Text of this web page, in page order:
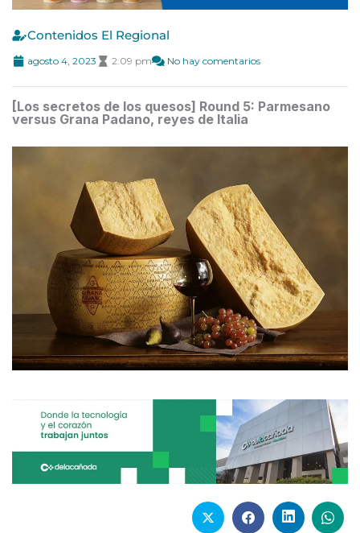
Contenidos El Regional
agosto 4, 2023 2:09 pm No hay comentarios
[Los secretos de los quesos] Round 5: Parmesano
versus Grana Padano, reyes de Italia